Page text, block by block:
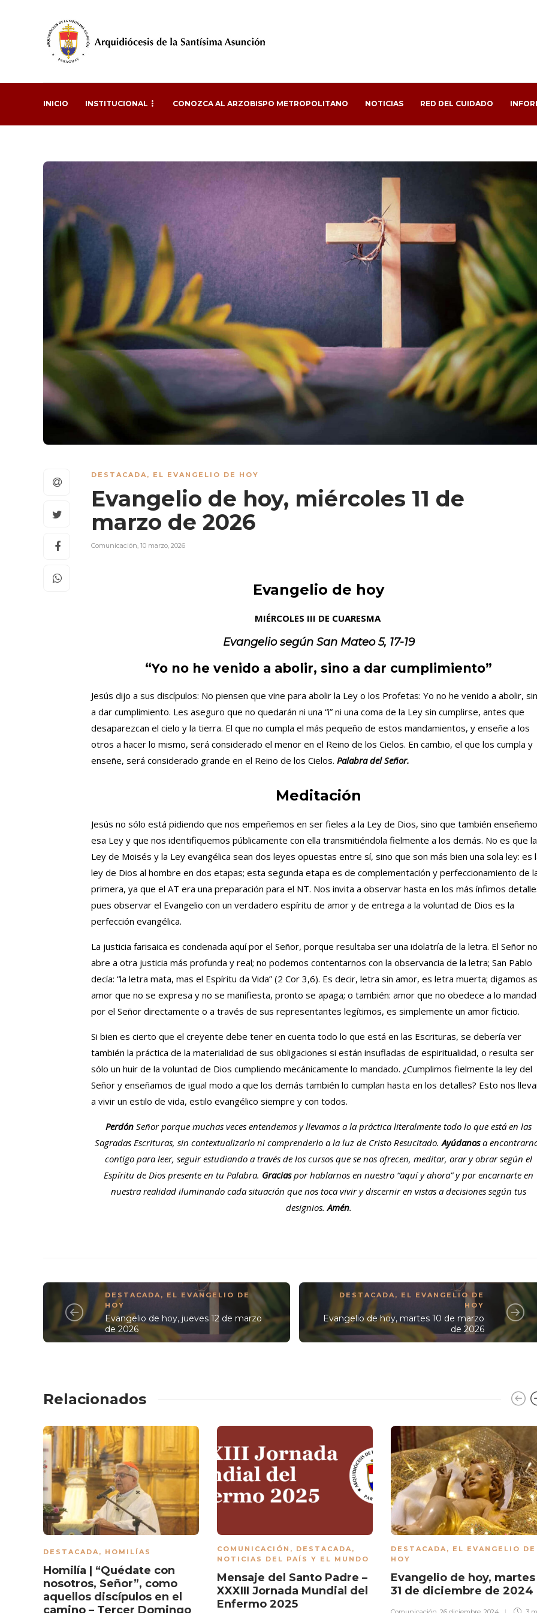
INICIO INSTITUCIONAL CONOZCA AL ARZOBISPO METROPOLITANO NOTICIAS RED DEL CUIDADO
DESTACADA, EL EVANGELIO DE HOY
Evangelio de hoy, miércoles 11 de
marzo de 2026
Comunicación, 10 marzo, 2026
Evangelio de hoy
MIÉRCOLES III DE CUARESMA
Evangelio según San Mateo 5, 17-19
“Yo no he venido a abolir, sino a dar cumplimiento”
Jesús dijo a sus discípulos: No piensen que vine para abolir la Ley o los Profetas: Yo no he venido a abolir,
a dar cumplimiento. Les aseguro que no quedarán ni una “i” ni una coma de la Ley sin cumplirse, antes que
desaparezcan el cielo y la tierra. El que no cumpla el más pequeño de estos mandamientos, y enseñe a los
otros a hacer lo mismo, será considerado el menor en el Reino de los Cielos. En cambio, el que los cumpla y
enseñe, será considerado grande en el Reino de los Cielos. Palabra del Señor.
Meditación
Jesús no sólo está pidiendo que nos empeñemos en ser fieles a la Ley de Dios, sino que también
esa Ley y que nos identifiquemos públicamente con ella transmitiéndola fielmente a los demás. No es que la
Ley de Moisés y la Ley evangélica sean dos leyes opuestas entre sí, sino que son más bien una sola ley: es
ley de Dios al hombre en dos etapas; esta segunda etapa es de complementación y perfeccionamiento de
primera, ya que el AT era una preparación para el NT. Nos invita a observar hasta en los más ínfimos
pues observar el Evangelio con un verdadero espíritu de amor y de entrega a la voluntad de Dios es la
perfección evangélica.
La justicia farisaica es condenada aquí por el Señor, porque resultaba ser una idolatría de la letra. El Señor
abre a otra justicia más profunda y real; no podemos contentarnos con la observancia de la letra; San Pablo
decía: “la letra mata, mas el Espíritu da Vida” (2 Cor 3,6). Es decir, letra sin amor, es letra muerta; digamos
amor que no se expresa y no se manifiesta, pronto se apaga; o también: amor que no obedece a lo
por el Señor directamente o a través de sus representantes legítimos, es simplemente un amor ficticio.
Si bien es cierto que el creyente debe tener en cuenta todo lo que está en las Escrituras, se debería ver
también la práctica de la materialidad de sus obligaciones si están insufladas de espiritualidad, o resulta ser
sólo un huir de la voluntad de Dios cumpliendo mecánicamente lo mandado. ¿Cumplimos fielmente la ley del
Señor y enseñamos de igual modo a que los demás también lo cumplan hasta en los detalles? Esto nos
a vivir un estilo de vida, estilo evangélico siempre y con todos.
Perdón Señor porque muchas veces entendemos y llevamos a la práctica literalmente todo lo que está en las
Sagradas Escrituras, sin contextualizarlo ni comprenderlo a la luz de Cristo Resucitado.Ayúdanosa
contigo para leer, seguir estudiando a través de los cursos que se nos ofrecen, meditar, orar y obrar según el
Espíritu de Dios presente en tu Palabra. Graciaspor hablarnos en nuestro “aquí y ahora” y por encarnarte en
nuestra realidad iluminando cada situación que nos toca vivir y discernir en vistas a decisiones según tus
designios.Amén.
DESTACADA, EL EVANGELIO DE
HOY
Evangelio de hoy, jueves 12 de marzo
de 2026
DESTACADA, EL EVANGELIO DE
HOY
Evangelio de hoy, martes 10 de marzo
de 2026
Relacionados
DESTACADA, HOMILÍAS
Homilía | “Quédate con
nosotros, Señor”, como
aquellos discípulos en el
camino – Tercer Domingo
COMUNICACIÓN , DESTACADA,
NOTICIAS DEL PAÍS Y EL MUNDO
Mensaje del Santo Padre –
XXXIII Jornada Mundial del
Enfermo 2025
DESTACADA, EL EVANGELIO DE
HOY
Evangelio de hoy, martes
31 de diciembre de 2024